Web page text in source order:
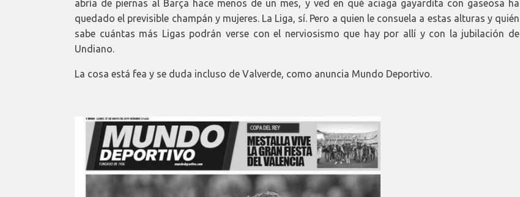
abría de piernas al Barça hace menos de un mes, y ved en qué aciaga gayardita con gaseosa ha
quedado el previsible champán y mujeres. La Liga, sí. Pero a quien le consuela a estas alturas y quién
sabe cuántas más Ligas podrán verse con el nerviosismo que hay por allí y con la jubilación de
Undiano.
La cosa está fea y se duda incluso de Valverde, como anuncia Mundo Deportivo.